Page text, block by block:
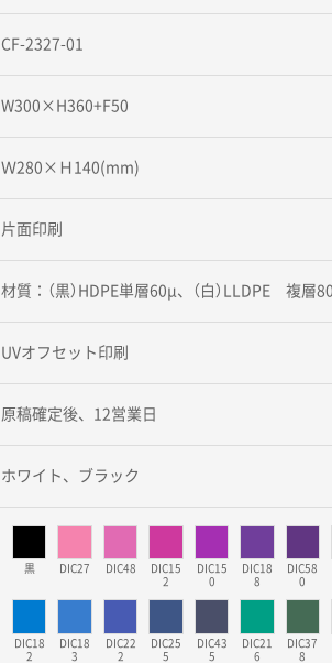
CF-2327-01
W300×H360+F50
Ｗ280×Ｈ140(mm)
片面印刷
材質：（黒）HDPE単層60μ、（白）LLDPE 複層
UVオフセット印刷
原稿確定後、12営業日
ホワイト、ブラック
黒 DIC27 DIC48
DIC15
2
DIC15
0
DIC18
8
DIC58
0
DIC18
2
DIC18
3
DIC22
2
DIC25
5
DIC43
5
DIC21
6
DIC37
8